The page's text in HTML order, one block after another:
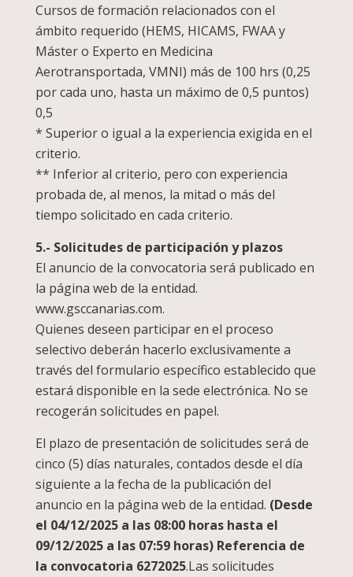
Cursos de formación relacionados con el
ámbito requerido (HEMS, HICAMS, FWAA y
Máster o Experto en Medicina
Aerotransportada, VMNI) más de 100 hrs (0,25
por cada uno, hasta un máximo de 0,5 puntos)
0,5
* Superior o igual a la experiencia exigida en el
criterio.
** Inferior al criterio, pero con experiencia
probada de, al menos, la mitad o más del
tiempo solicitado en cada criterio.
5.- Solicitudes de participación y plazos
El anuncio de la convocatoria será publicado en
la página web de la entidad.
www.gsccanarias.com.
Quienes deseen participar en el proceso
selectivo deberán hacerlo exclusivamente a
través del formulario específico establecido que
estará disponible en la sede electrónica. No se
recogerán solicitudes en papel.
El plazo de presentación de solicitudes será de
cinco (5) días naturales, contados desde el día
siguiente a la fecha de la publicación del
anuncio en la página web de la entidad. (Desde
el 04/12/2025 a las 08:00 horas hasta el
09/12/2025 a las 07:59 horas) Referencia de
la convocatoria 6272025.Las solicitudes